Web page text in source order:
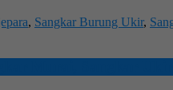
, Sangkar Burung Ukir,